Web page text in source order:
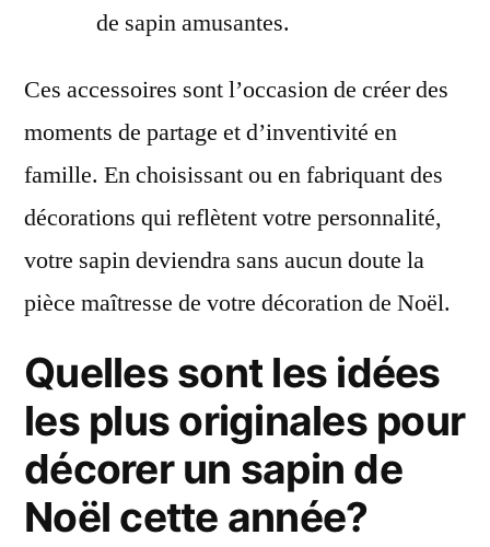
de sapin amusantes.
Ces accessoires sont l’occasion de créer des
moments de partage et d’inventivité en
famille. En choisissant ou en fabriquant des
décorations qui reflètent votre personnalité,
votre sapin deviendra sans aucun doute la
pièce maîtresse de votre décoration de Noël.
Quelles sont les idées
les plus originales pour
décorer un sapin de
Noël cette année?